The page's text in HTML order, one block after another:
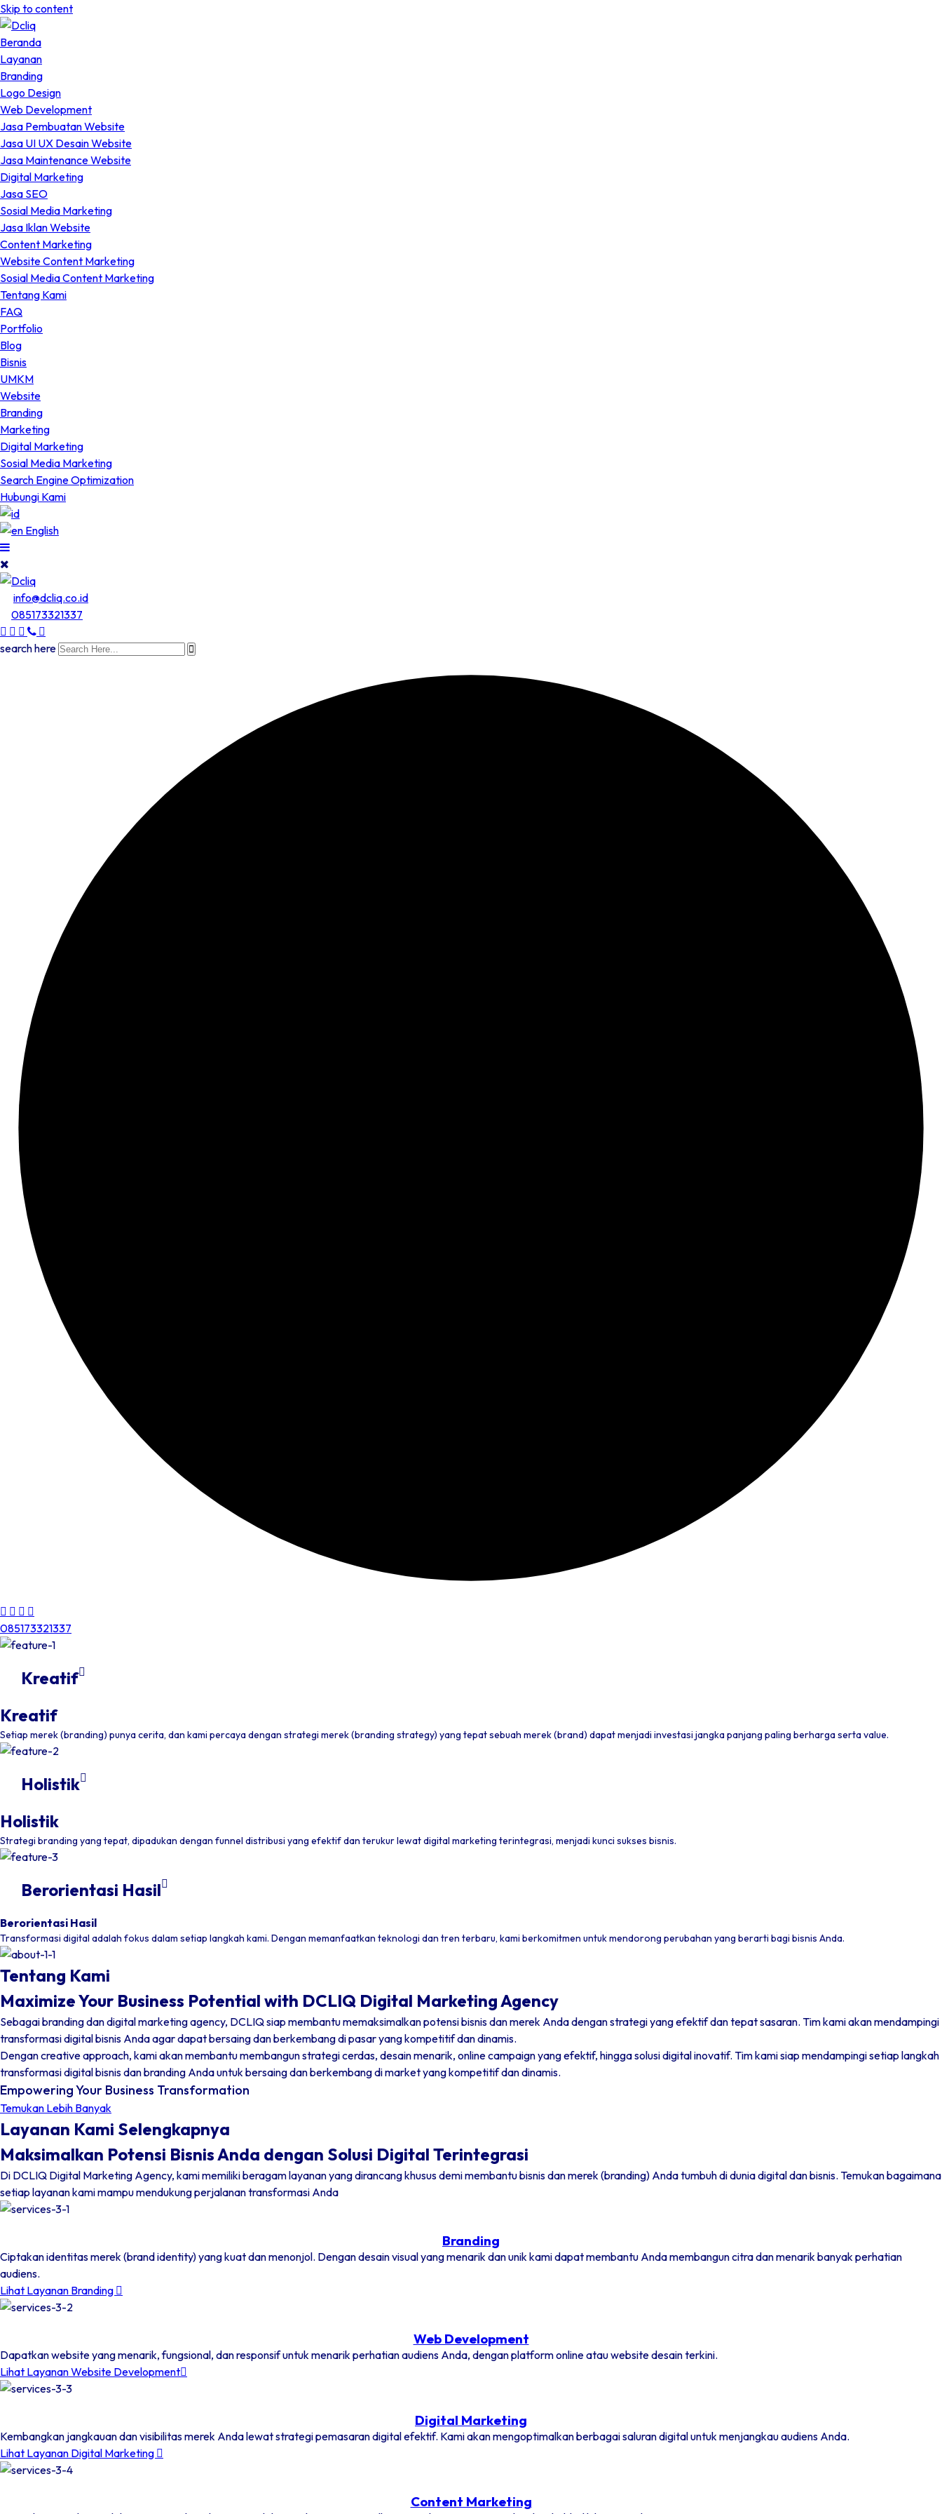
Skip to content
Beranda
Layanan
Branding
Logo Design
Web Development
Jasa Pembuatan Website
Jasa UI UX Desain Website
Jasa Maintenance Website
Digital Marketing
Jasa SEO
Sosial Media Marketing
Jasa Iklan Website
Content Marketing
Website Content Marketing
Sosial Media Content Marketing
Tentang Kami
FAQ
Portfolio
Blog
Bisnis
UMKM
Website
Branding
Marketing
Digital Marketing
Sosial Media Marketing
Search Engine Optimization
Hubungi Kami
English
info@dcliq.co.id
085173321337
search here
Digital Marketing Agency for Digital Transformation
085173321337
Kreatif
Kreatif
Setiap merek (branding) punya cerita, dan kami percaya dengan strategi merek (branding strategy) yang tepat sebuah merek (brand) dapat menjadi investasi jangka panjang paling berharga serta value.
Holistik
Holistik
Strategi branding yang tepat, dipadukan dengan funnel distribusi yang efektif dan terukur lewat digital marketing terintegrasi, menjadi kunci sukses bisnis.
Berorientasi Hasil
Berorientasi Hasil
Transformasi digital adalah fokus dalam setiap langkah kami. Dengan memanfaatkan teknologi dan tren terbaru, kami berkomitmen untuk mendorong perubahan yang berarti bagi bisnis Anda.
Tentang Kami
Maximize Your Business Potential with DCLIQ Digital Marketing Agency
Sebagai branding dan digital marketing agency, DCLIQ siap membantu memaksimalkan potensi bisnis dan merek Anda dengan strategi yang efektif dan tepat sasaran. Tim kami akan mendampingi
transformasi digital bisnis Anda agar dapat bersaing dan berkembang di pasar yang kompetitif dan dinamis.
Dengan creative approach, kami akan membantu membangun strategi cerdas, desain menarik, online campaign yang efektif, hingga solusi digital inovatif. Tim kami siap mendampingi setiap langkah
transformasi digital bisnis dan branding Anda untuk bersaing dan berkembang di market yang kompetitif dan dinamis.
Empowering Your Business Transformation
Temukan Lebih Banyak
Layanan Kami Selengkapnya
Maksimalkan Potensi Bisnis Anda dengan Solusi Digital Terintegrasi
Di DCLIQ Digital Marketing Agency, kami memiliki beragam layanan yang dirancang khusus demi membantu bisnis dan merek (branding) Anda tumbuh di dunia digital dan bisnis. Temukan bagaimana
setiap layanan kami mampu mendukung perjalanan transformasi Anda
Branding
Ciptakan identitas merek (brand identity) yang kuat dan menonjol. Dengan desain visual yang menarik dan unik kami dapat membantu Anda membangun citra dan menarik banyak perhatian
audiens.
Lihat Layanan Branding
Web Development
Dapatkan website yang menarik, fungsional, dan responsif untuk menarik perhatian audiens Anda, dengan platform online atau website desain terkini.
Lihat Layanan Website Development
Digital Marketing
Kembangkan jangkauan dan visibilitas merek Anda lewat strategi pemasaran digital efektif. Kami akan mengoptimalkan berbagai saluran digital untuk menjangkau audiens Anda.
Lihat Layanan Digital Marketing
Content Marketing